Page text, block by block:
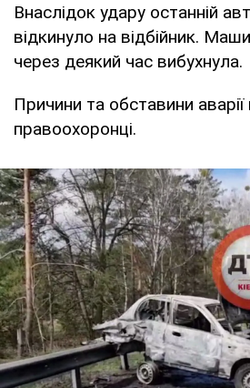
Внаслідок удару останній
відкинуло на відбійник.
через деякий час вибухнула.
Причини та обставини
правоохоронці.